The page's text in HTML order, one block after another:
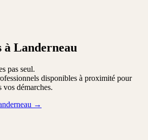
à Landerneau
pas seul.
disponibles à proximité pour
vos démarches.
→